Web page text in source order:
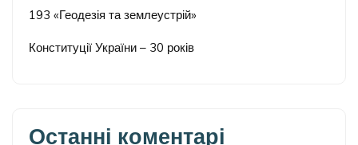
193 «Геодезія та землеустрій»
Конституції України – 30 років
Останні коментарі